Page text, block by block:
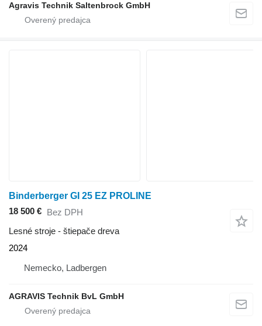
Agravis Technik Saltenbrock GmbH
Binderberger GI 25 EZ PROLINE
18 500 € Bez DPH
Lesné stroje - štiepače dreva
2024
Nemecko, Ladbergen
AGRAVIS Technik BvL GmbH